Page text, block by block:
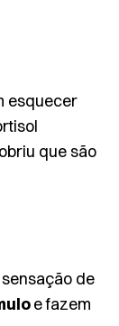
esquecer
que são
de
e fazem